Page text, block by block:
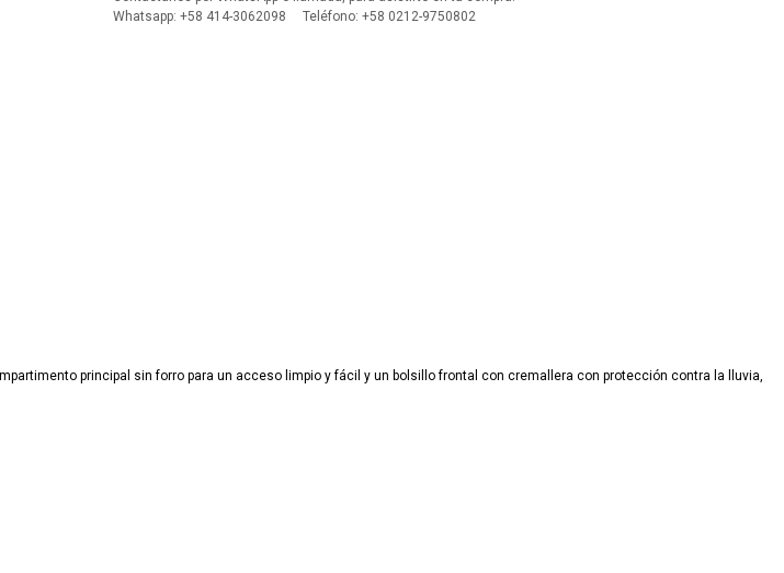
Whatsapp: +58 414-3062098 Teléfono: +58 0212-9750802
principal sin forro para un acceso limpio y fácil y un bolsillo frontal con cremallera con protección contra la lluvia,